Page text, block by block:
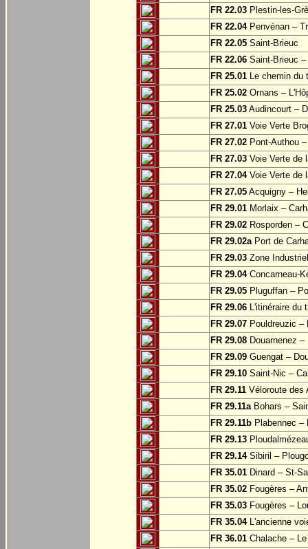
FR 22.03 Plestin-les-
FR 22.04Penvénan –
FR 22.05 Saint-Brieuc
FR 22.06 Saint-Brieuc
FR 25.01 Le chemin du
FR 25.02 Ornans –
FR 25.03 Audincourt –
FR 27.01 Voie Verte
FR 27.02 Pont-Authou
FR 27.03 Voie Verte de
FR 27.04Voie Verte de
FR 27.05 Acquigny –
FR 29.01 Morlaix –
FR 29.02 Rosporden –
FR 29.02aPort de
FR 29.03 Zone
FR 29.04Concarneau-
FR 29.05 Pluguffan –
FR 29.06 L'itinéraire du
FR 29.07 Pouldreuzic –
FR 29.08 Douarnenez
FR 29.09 Guengat –
FR 29.10 Saint-Nic –
FR 29.11 Véloroute des
FR 29.11aBohars –
FR 29.11b Plabennec –
FR 29.13
FR 29.14Sibiril –
FR 35.01 Dinard – St-
FR 35.02 Fougères –
FR 35.03 Fougères –
FR 35.04L'ancienne
FR 36.01 Chalache –